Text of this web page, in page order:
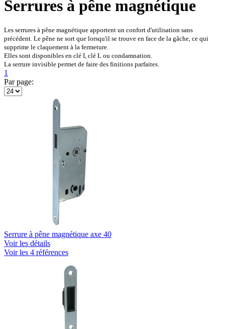
Serrures à pêne magnétique
Les serrures à pêne magnétique apportent un confort d'utilisation sans
précédent. Le pêne ne sort que lorsqu'il se trouve en face de la gâche, ce qui
supprime le claquement à la fermeture.
Elles sont disponibles en clé I, clé L ou condamnation.
La serrure invisible permet de faire des finitions parfaites.
1
Par page:
Serrure à pêne magnétique axe 40
Voir les détails
Voir les 4 références